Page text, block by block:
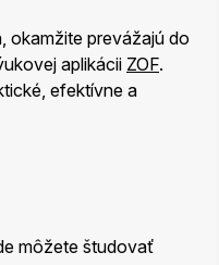
okamžite prevážajú do
aplikácii ZOF.
efektívne a
môžete študovať